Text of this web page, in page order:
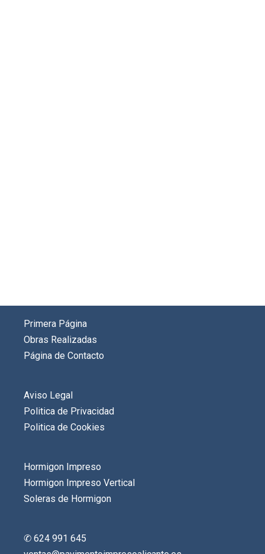
Primera Página
Obras Realizadas
Página de Contacto
Aviso Legal
Politica de Privacidad
Politica de Cookies
Hormigon Impreso
Hormigon Impreso Vertical
Soleras de Hormigon
✆ 624 991 645